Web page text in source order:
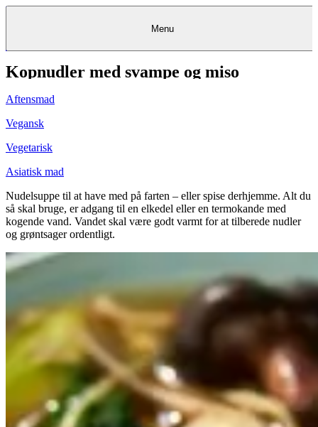
KantineKantineKantine
FrokostordningFrokostordning Frokostordning
Catering
Madkurser
& Teambuilding
Opskrifter
RestauranterRestauranter&&Bagerier Bagerier
Bagerier
Foodservice
Detail
Projekter
rådgivning
Eventkalender
KøbKøbgavekortgavekortKøb gavekort
KundeserviceKundeserviceKundeservice
Menu
Kopnudler med svampe og miso
Aftensmad
Vegansk
Vegetarisk
Asiatisk mad
Nudelsuppe til at have med på farten – eller spise derhjemme. Alt du
så skal bruge, er adgang til en elkedel eller en termokande med
kogende vand. Vandet skal være godt varmt for at tilberede nudler
og grøntsager ordentligt.